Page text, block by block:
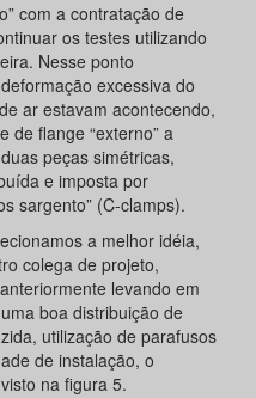
com a contratação de
os testes utilizando
Nesse ponto
excessiva do
ar estavam acontecendo,
de flange “externo” a
peças simétricas,
e imposta por
sargento” (C-clamps).
a melhor idéia,
colega de projeto,
levando em
boa distribuição de
utilização de parafusos
de instalação, o
na figura 5.